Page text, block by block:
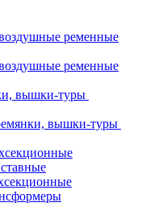
ременные
ременные
вышки-туры
вышки-туры